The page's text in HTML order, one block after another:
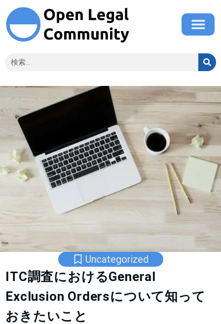
Uncategorized
ITC調査におけるGeneral
Exclusion Ordersについて知って
おきたいこと